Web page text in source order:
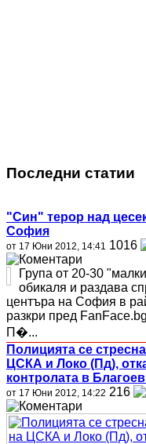
Последни статии
"Син" терор над
София
от 17 Юни 2012, 14:41 1016
Група от 20-30
обикаля и раздава
центъра на София в
разкри пред
П�...
Полицията се
ЦСКА и Локо (Пд),
контролата в
от 17 Юни 2012, 14:22 216